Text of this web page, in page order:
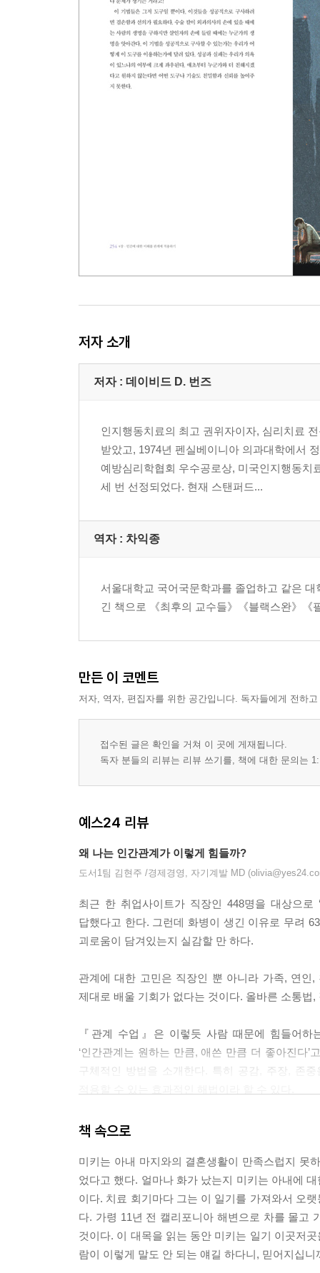
저자 소개
저자 : 데이비드 D. 번즈
인지행동치료의 최고 권위자이자, 심리치료
받았고, 1974년 펜실베이니아 의과대학에서
예방심리학협회 우수공로상, 미국인지행동치
세 번 선정되었다. 현재 스탠퍼드...
역자 : 차익종
서울대학교 국어국문학과를 졸업하고 같은
긴 책으로 《최후의 교수들》《블랙스완》
만든 이 코멘트
저자, 역자, 편집자를 위한 공간입니다. 독자들에게 전하
접수된 글은 확인을 거쳐 이 곳에 게재됩니다.
독자 분들의 리뷰는 리뷰 쓰기를, 책에 대한 문의는
예스24 리뷰
왜 나는 인간관계가 이렇게 힘들까?
도서1팀 김현주 /경제경영, 자기계발 MD
최근 한 취업사이트가 직장인 448명을 대상으로
답했다고 한다. 그런데 화병이 생긴 이유로 무려
괴로움이 담겨있는지 실감할 만 하다.
관계에 대한 고민은 직장인 뿐 아니라 가족, 연인
제대로 배울 기회가 없다는 것이다. 올바른 소통
『관계 수업』은 이렇듯 사람 때문에 힘들어
‘인간관계는 원하는 만큼, 애쓴 만큼 더 좋아진다
구체적인 방법을 소개한다. 특히 공감, 주장, 존
지금 불편한 상대가 있다면 그 사람을 떠올리며
돌아보며 스스로 변화하는데 더 집중한 사람은 관
“당신의 인간관계가 얼마나 심하게 망가졌든, 당
회복의 시작이 되어야 합니다.” <오프라 매거진>
시작 해 보자.
책 속으로
미키는 아내 마지와의 결혼생활이 만족스럽지 못
었다고 했다. 얼마나 화가 났는지 미키는 아내에
이다. 치료 회기마다 그는 이 일기를 가져와서 오
다. 가령 11년 전 캘리포니아 해변으로 차를 몰고
것이다. 이 대목을 읽는 동안 미키는 일기 이곳저
람이 이렇게 말도 안 되는 얘길 하다니, 믿어지십